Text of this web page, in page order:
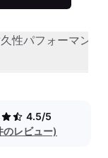
性パフォーマンス
4.5/5
のレビュー)